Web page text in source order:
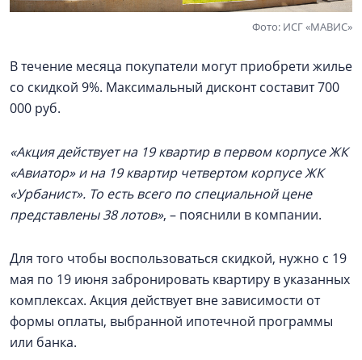
Фото: ИСГ «МАВИС»
В течение месяца покупатели могут приобрети жилье
со скидкой 9%. Максимальный дисконт составит 700
000 руб.
«Акция действует на 19 квартир в первом корпусе ЖК
«Авиатор» и на 19 квартир четвертом корпусе ЖК
«Урбанист». То есть всего по специальной цене
представлены 38 лотов», – пояснили в компании.
Для того чтобы воспользоваться скидкой, нужно с 19
мая по 19 июня забронировать квартиру в указанных
комплексах. Акция действует вне зависимости от
формы оплаты, выбранной ипотечной программы
или банка.